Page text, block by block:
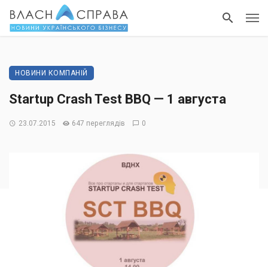
НОВИНИ КОМПАНІЙ
Startup Crash Test BBQ — 1 августа
23.07.2015 647 переглядів 0